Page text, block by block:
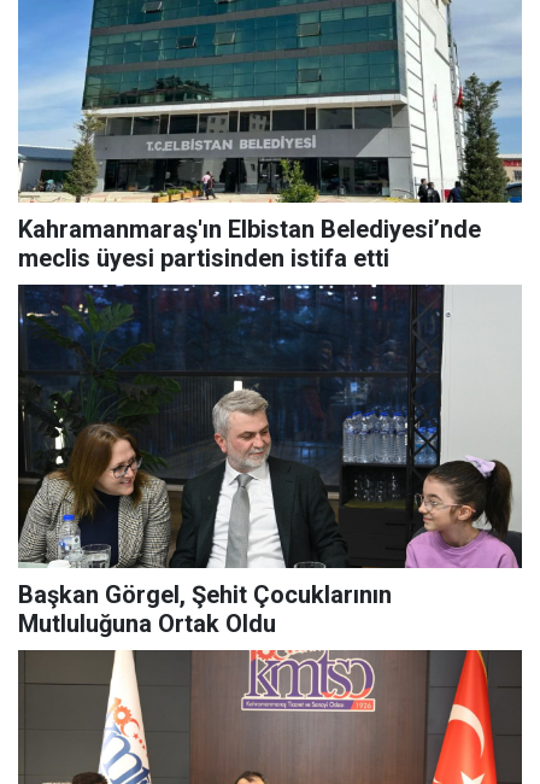
Kahramanmaraş'ın Elbistan Belediyesi’nde
meclis üyesi partisinden istifa etti
Başkan Görgel, Şehit Çocuklarının
Mutluluğuna Ortak Oldu